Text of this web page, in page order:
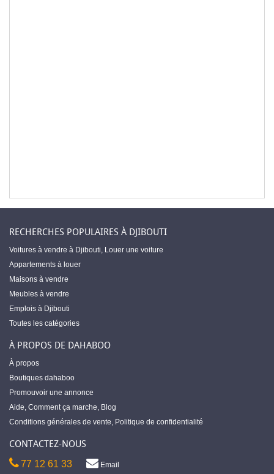
RECHERCHES POPULAIRES À DJIBOUTI
Voitures à vendre à Djibouti, Louer une voiture
Appartements à louer
Maisons à vendre
Meubles à vendre
Emplois à Djibouti
Toutes les catégories
À PROPOS DE DAHABOO
À propos
Boutiques dahaboo
Promouvoir une annonce
Aide, Comment ça marche, Blog
Conditions générales de vente, Politique de confidentialité
CONTACTEZ-NOUS
77 12 61 33 Email